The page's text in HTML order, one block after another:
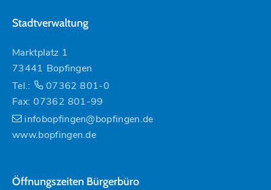
Stadtverwaltung
Marktplatz 1
73441 Bopfingen
Tel.:
07362 801-0
Fax: 07362 801-99
infobopfingen@bopfingen.de
www.bopfingen.de
Öffnungszeiten Bürgerbüro